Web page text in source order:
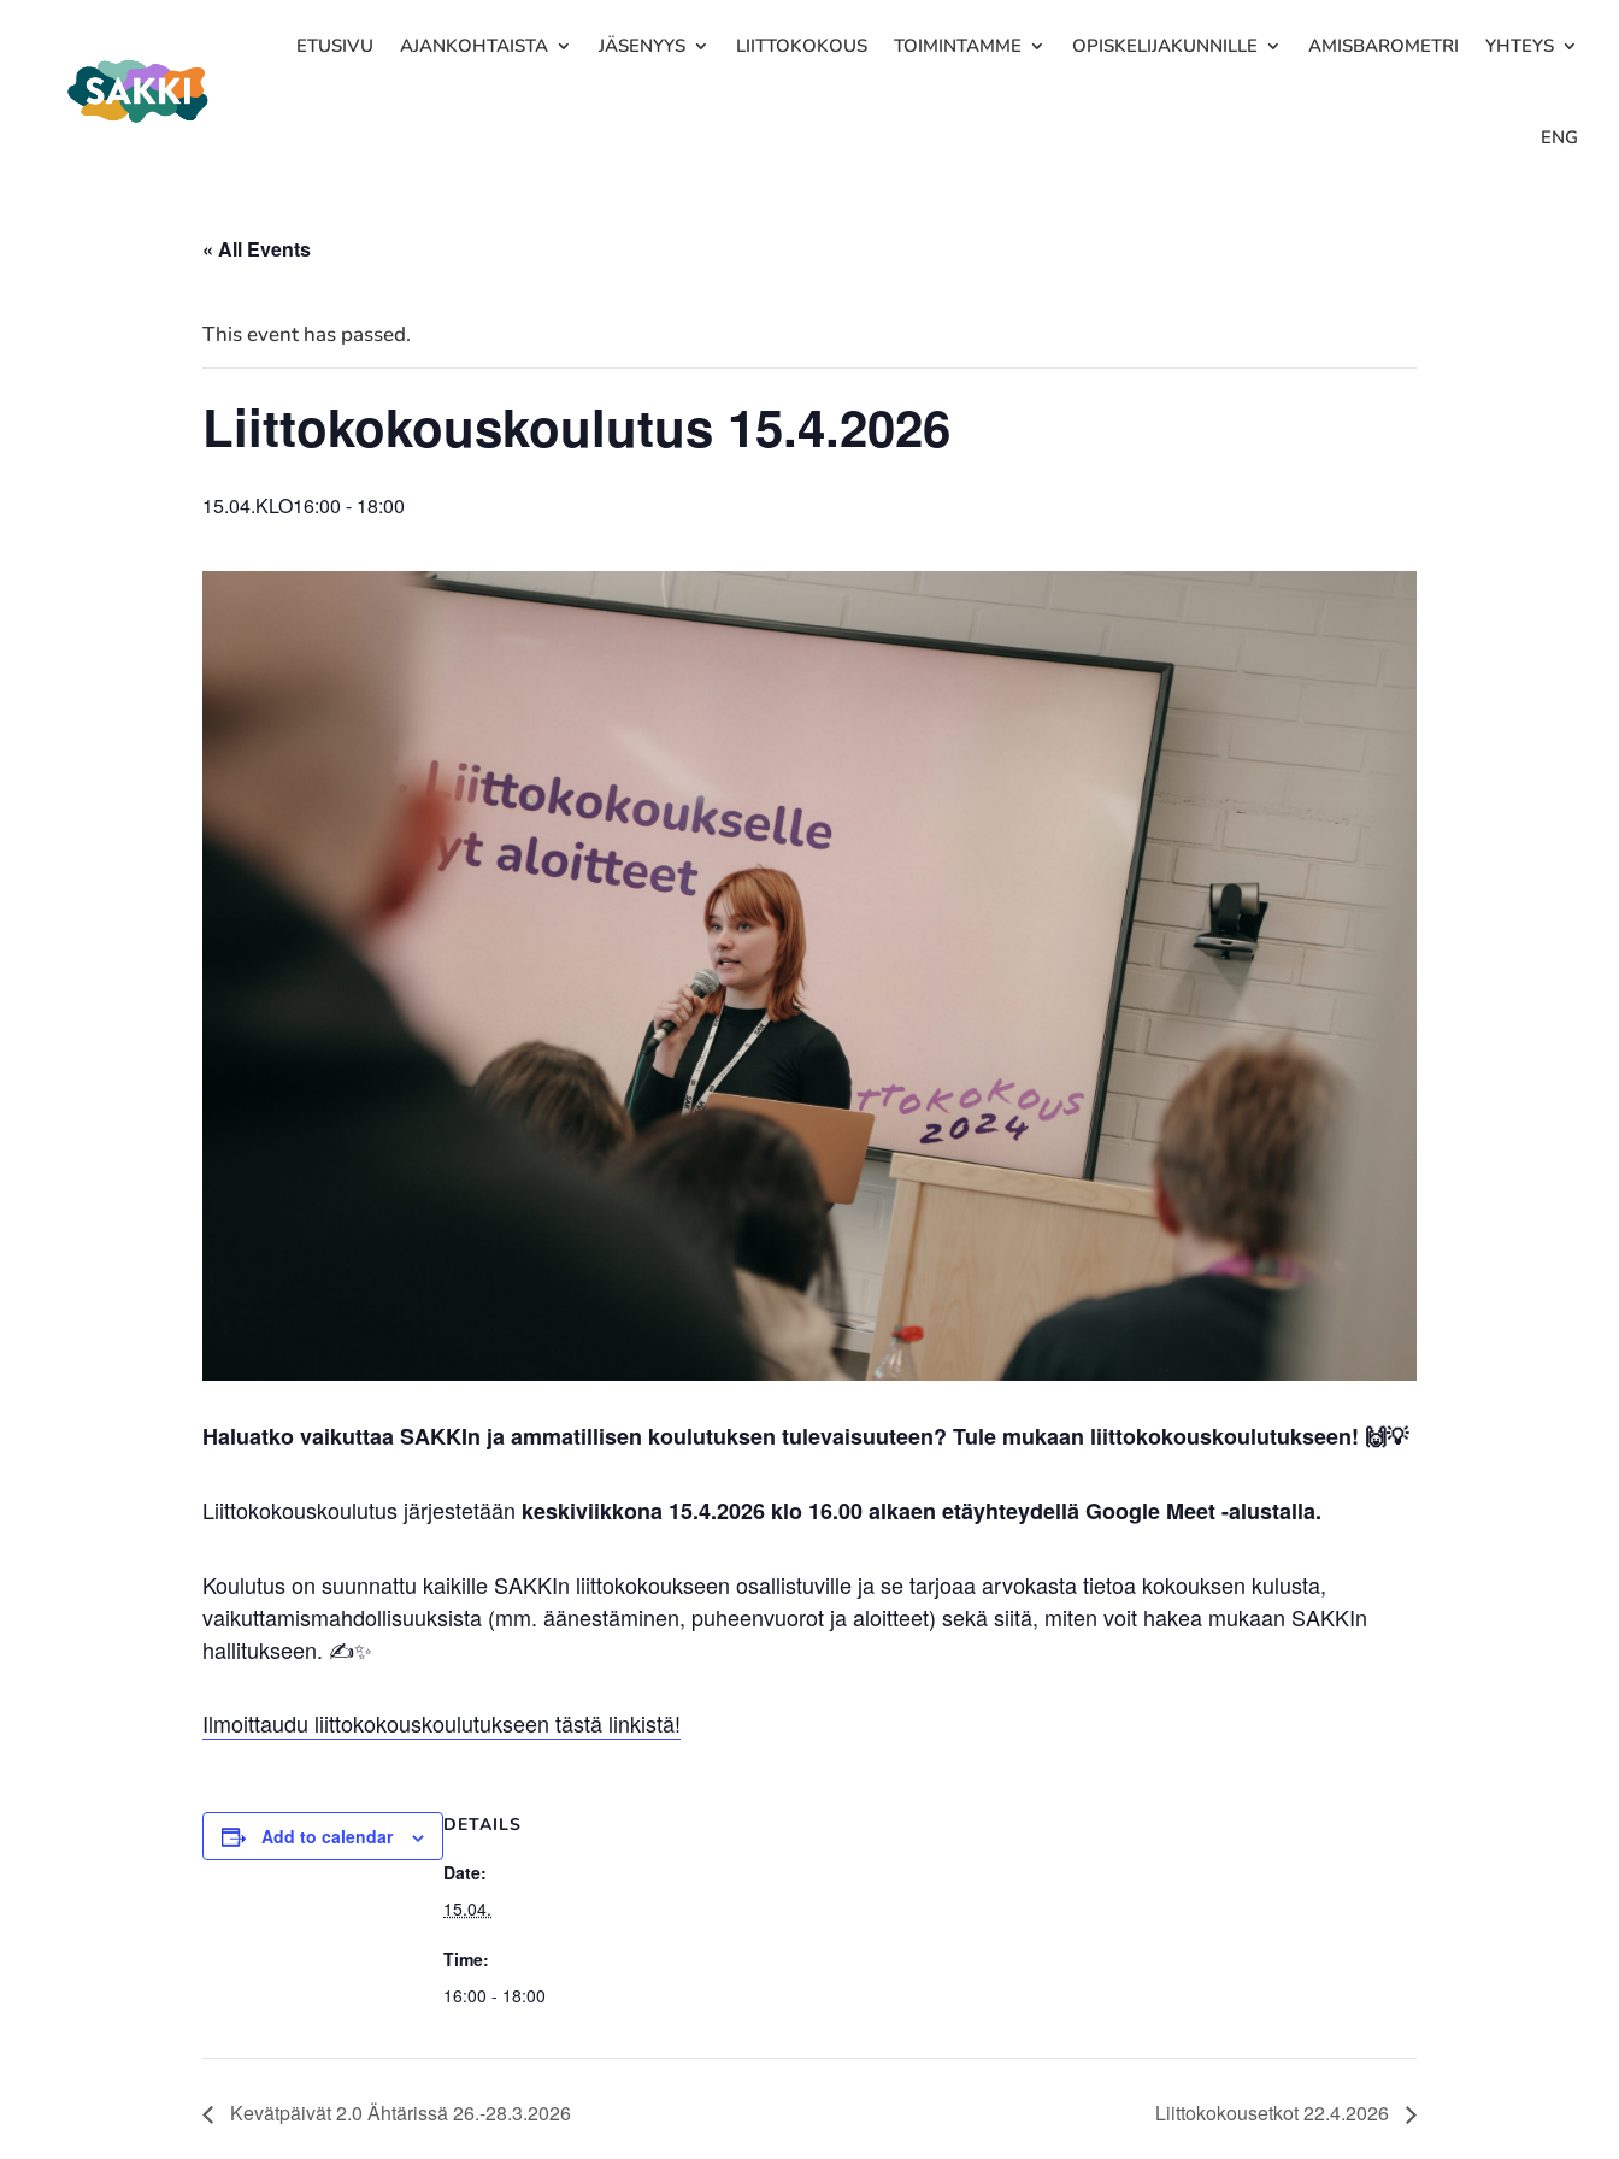
ETUSIVU AJANKOHTAISTA JÄSENYYS LIITTOKOKOUS TOIMINTAMME OPISKELIJAKUNNILLE AMISBAROMETRI YHTEYS
ENG
« All Events
This event has passed.
Liittokokouskoulutus 15.4.2026
15.04.KLO16:00 - 18:00
Haluatko vaikuttaa SAKKIn ja ammatillisen koulutuksen tulevaisuuteen? Tule mukaan liittokokouskoulutukseen! 🙌💡
Liittokokouskoulutus järjestetään keskiviikkona 15.4.2026 klo 16.00 alkaen etäyhteydellä Google Meet -alustalla.
Koulutus on suunnattu kaikille SAKKIn liittokokoukseen osallistuville ja se tarjoaa arvokasta tietoa kokouksen kulusta,
vaikuttamismahdollisuuksista (mm. äänestäminen, puheenvuorot ja aloitteet) sekä siitä, miten voit hakea mukaan SAKKIn
hallitukseen. ✍️✨
Ilmoittaudu liittokokouskoulutukseen tästä linkistä!
Add to calendar DETAILS
Date:
15.04.
Time:
16:00 - 18:00
Kevätpäivät 2.0 Ähtärissä 26.-28.3.2026 Liittokokousetkot 22.4.2026